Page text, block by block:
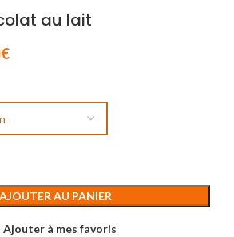
au lait
€
AJOUTER AU PANIER
Ajouter à mes favoris